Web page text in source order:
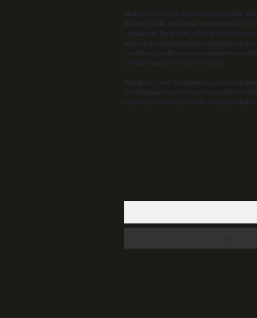
Sitemiz, 5651 Sayılı Kanun gereğince Bilgi
Kurumu (BTK) tarafından onaylanmış bir Yer
vermektedir. Bu nedenle, sitedeki içerikleri
araştırma yükümlülüğümüz
yazdıkları içeriklerin sorumluluğunu
sorumluluğu kabul etmiş sayılırlar.
Hukuka ve yasal düzenlemelere aykırı
backlinkpanelicomtr@gmail.com adresine
içerikler yasal süre içerisinde sitemizden